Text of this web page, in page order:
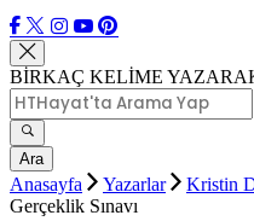
BİRKAÇ KELİME
Ara
Anasayfa Yazarlar Kristin
Gerçeklik Sınavı